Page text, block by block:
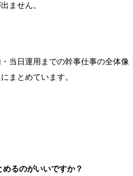
ません。
当日運用までの幹事仕事の全体像
にまとめています。
るのがいいですか？